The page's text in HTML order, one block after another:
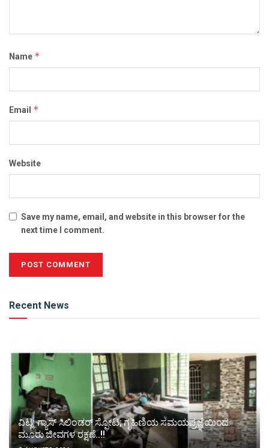
Name *
Email *
Website
Save my name, email, and website in this browser for the
next time I comment.
Recent News
ವಿಟ್ಲ: ಗ್ಯಾಸ್ ಸಿಲಿಂಡರ್ ಸ್ಫೋಟ; ಗೃಹಿಣಿಯ ಸಮಯಪ್ರಜ್ಞೆಯಿಂದ
ಮೂರು ಜೀವಗಳ ರಕ್ಷಣೆ..!!